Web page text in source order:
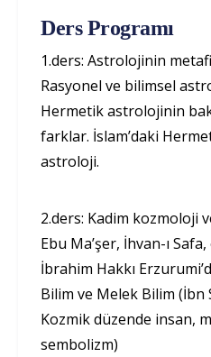
Ders Programı
1.ders: Astrolojinin
Rasyonel ve bilimsel
Hermetik astrolojinin
farklar. İslam’daki
astroloji.
2.ders: Kadim kozmoloji
Ebu Ma’şer, İhvan-ı
İbrahim Hakkı
Bilim ve Melek Bilim (İbn
Kozmik düzende insan,
sembolizm)